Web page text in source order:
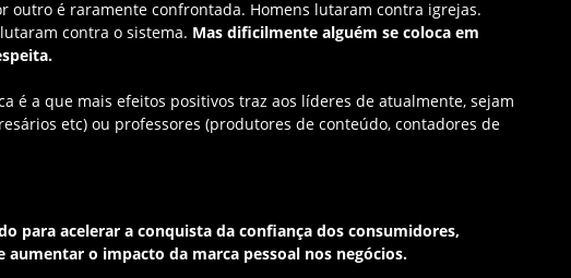
outro é raramente confrontada. Homens lutaram contra igrejas.
contra o sistema. Mas dificilmente alguém se coloca em
é a que mais efeitos positivos traz aos líderes de atualmente, sejam
etc) ou professores (produtores de conteúdo, contadores de
para acelerar a conquista da confiança dos consumidores,
o impacto da marca pessoal nos negócios.